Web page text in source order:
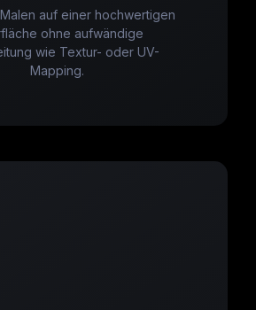
auf einer hochwertigen
ohne aufwändige
wie Textur- oder UV-
Mapping.